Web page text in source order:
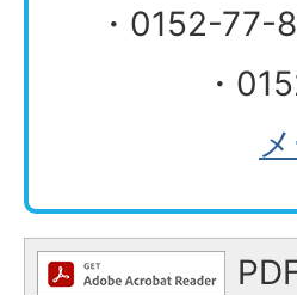
・0152-77-
・